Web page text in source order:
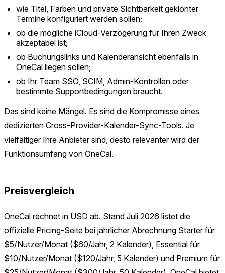
wie Titel, Farben und private Sichtbarkeit geklonter
Termine konfiguriert werden sollen;
ob die mögliche iCloud-Verzögerung für Ihren Zweck
akzeptabel ist;
ob Buchungslinks und Kalenderansicht ebenfalls in
OneCal liegen sollen;
ob Ihr Team SSO, SCIM, Admin-Kontrollen oder
bestimmte Supportbedingungen braucht.
Das sind keine Mängel. Es sind die Kompromisse eines
dedizierten Cross-Provider-Kalender-Sync-Tools. Je
vielfältiger Ihre Anbieter sind, desto relevanter wird der
Funktionsumfang von OneCal.
Preisvergleich
OneCal rechnet in USD ab. Stand Juli 2026 listet die
offizielle Pricing-Seite bei jährlicher Abrechnung Starter für
$5/Nutzer/Monat ($60/Jahr, 2 Kalender), Essential für
$10/Nutzer/Monat ($120/Jahr, 5 Kalender) und Premium für